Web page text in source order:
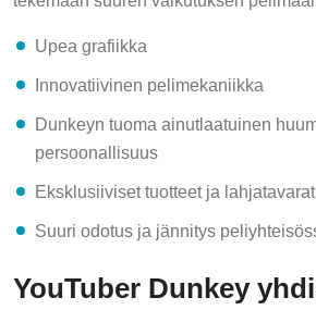
Upea grafiikka
Innovatiivinen pelimekaniikka
Dunkeyn tuoma ainutlaatuinen
persoonallisuus
Eksklusiiviset tuotteet ja lahjatavarat
Suuri odotus ja jännitys
YouTuber Dunkey